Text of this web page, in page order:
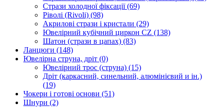
Стрази холодної фіксації(69)
Ріволі (Rivoli) (98)
Акрилові стрази і кристали (29)
Ювелірний кубічний циркон CZ (138)
Шатон (стрази в цапах) (83)
Ланцюги (148)
Ювелірна струна, дріт (0)
Ювелірний трос (струна) (15)
Дріт (каркасний, синельний, алюмінієвий и ін.)
(19)
Чокери і готові основи (51)
Шнури (2)